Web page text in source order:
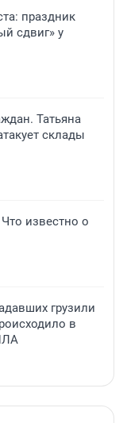
праздник
сдвиг» у
Татьяна
склады
известно о
грузили
в